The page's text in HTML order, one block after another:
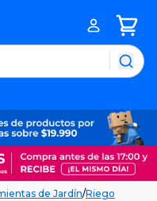
de Jardín/Riego